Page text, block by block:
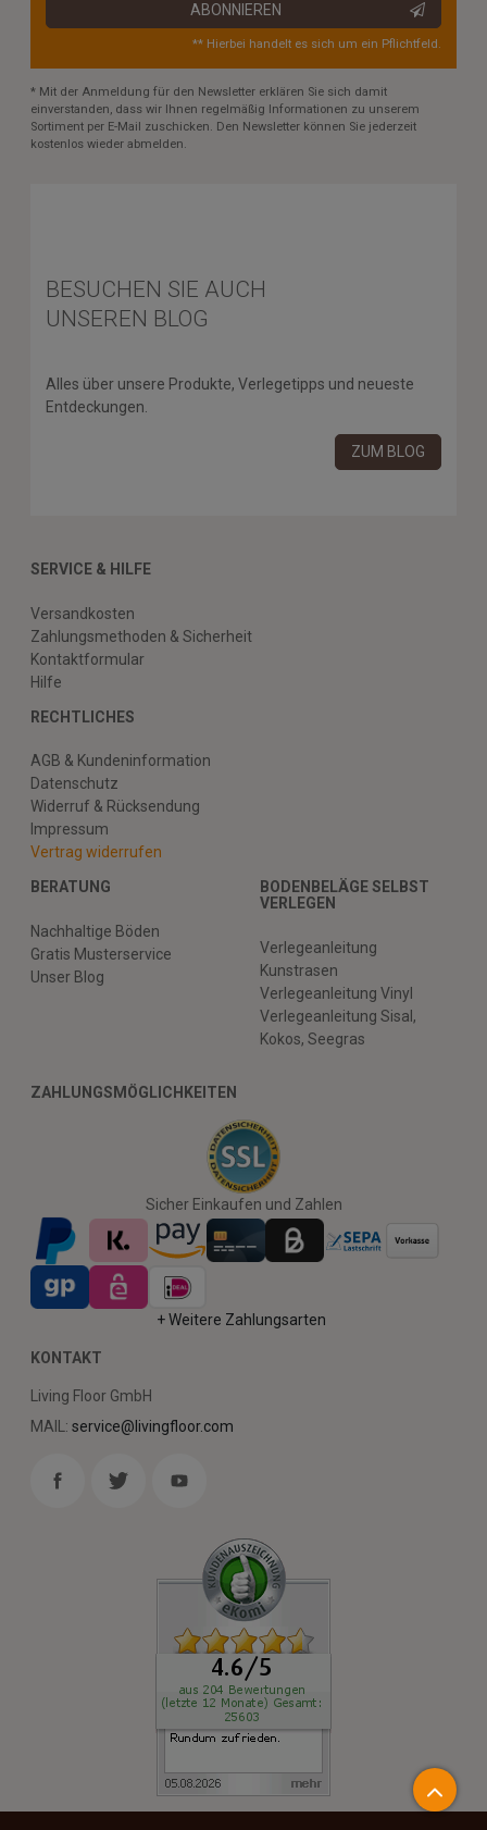
ABONNIEREN
** Hierbei handelt es sich um ein Pflichtfeld.
* Mit der Anmeldung für den Newsletter erklären Sie sich damit
einverstanden, dass wir Ihnen regelmäßig Informationen zu unserem
Sortiment per E-Mail zuschicken. Den Newsletter können Sie jederzeit
kostenlos wieder abmelden.
BESUCHEN SIE AUCH
UNSEREN BLOG
Alles über unsere Produkte, Verlegetipps und neueste
Entdeckungen.
ZUM BLOG
SERVICE & HILFE
Versandkosten
Zahlungsmethoden & Sicherheit
Kontaktformular
Hilfe
RECHTLICHES
AGB & Kundeninformation
Datenschutz
Widerruf & Rücksendung
Impressum
Vertrag widerrufen
BERATUNG
Nachhaltige Böden
Gratis Musterservice
Unser Blog
BODENBELÄGE SELBST
VERLEGEN
Verlegeanleitung
Kunstrasen
Verlegeanleitung Vinyl
Verlegeanleitung Sisal,
Kokos, Seegras
ZAHLUNGSMÖGLICHKEITEN
Sicher Einkaufen und Zahlen
+ Weitere Zahlungsarten
KONTAKT
Living Floor GmbH
MAIL: service@livingfloor.com